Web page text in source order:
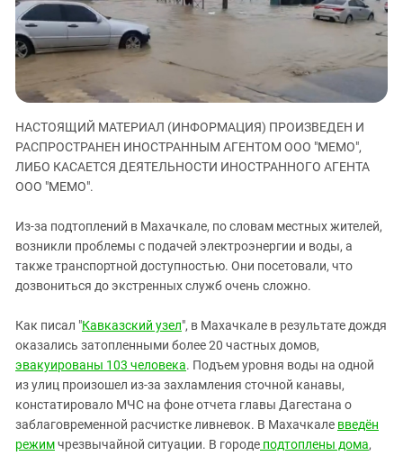
ЗАСТАВЛЯЕТ
ПРЕСЛЕДОВАНИЕ АКТИВИСТОВ
МОБИЛИЗАЦИЯ И ПРОТЕСТЫ
Дагестан
Ингушетия
Кабардино-Балкария
Калмыкия
Карачаево-Черкесия
Краснодарский край
Нагорный Карабах
Ростовская область
Северная Осетия - Алания
СКФО
Ставропольский край
Чечня
Южный Кавказ
НАСТОЯЩИЙ МАТЕРИАЛ (ИНФОРМАЦИЯ) ПРОИЗВЕДЕН И
РАСПРОСТРАНЕН ИНОСТРАННЫМ АГЕНТОМ ООО "МЕМО",
ЛИБО КАСАЕТСЯ ДЕЯТЕЛЬНОСТИ ИНОСТРАННОГО АГЕНТА
ООО "МЕМО".
Из-за подтоплений в Махачкале, по словам местных жителей,
возникли проблемы с подачей электроэнергии и воды, а
также транспортной доступностью. Они посетовали, что
дозвониться до экстренных служб очень сложно.
Как писал "Кавказский узел", в Махачкале в результате дождя
оказались затопленными более 20 частных домов,
эвакуированы 103 человека. Подъем уровня воды на одной
из улиц произошел из-за захламления сточной канавы,
констатировало МЧС на фоне отчета главы Дагестана о
заблаговременной расчистке ливневок. В Махачкале введён
режимчрезвычайной ситуации. В городе подтоплены дома,